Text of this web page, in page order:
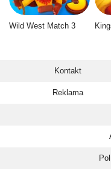
Wild West Match 3
Kontakt
Reklama